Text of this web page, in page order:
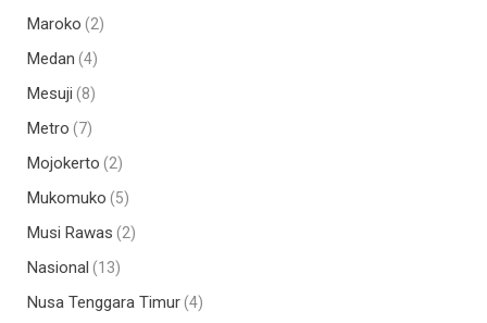
Maroko (2)
Medan (4)
Mesuji (8)
Metro (7)
Mojokerto (2)
Mukomuko (5)
Musi Rawas (2)
Nasional (13)
Nusa Tenggara Timur(4)